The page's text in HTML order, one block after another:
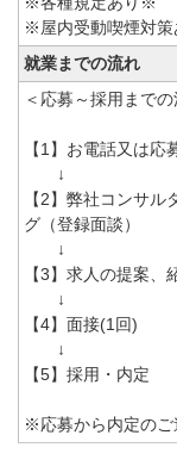
※屋内受動喫煙対策
就業までの流れ
＜応募～採用までの
【1】お電話又は
↓
【2】弊社コンサ
グ（登録面談）
↓
【3】求人の提案、
↓
【4】面接(1回)
↓
【5】採用・内定
※応募から内定のご